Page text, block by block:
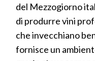
del Mezzogiorno
di produrre vini
che invecchiano
fornisce un